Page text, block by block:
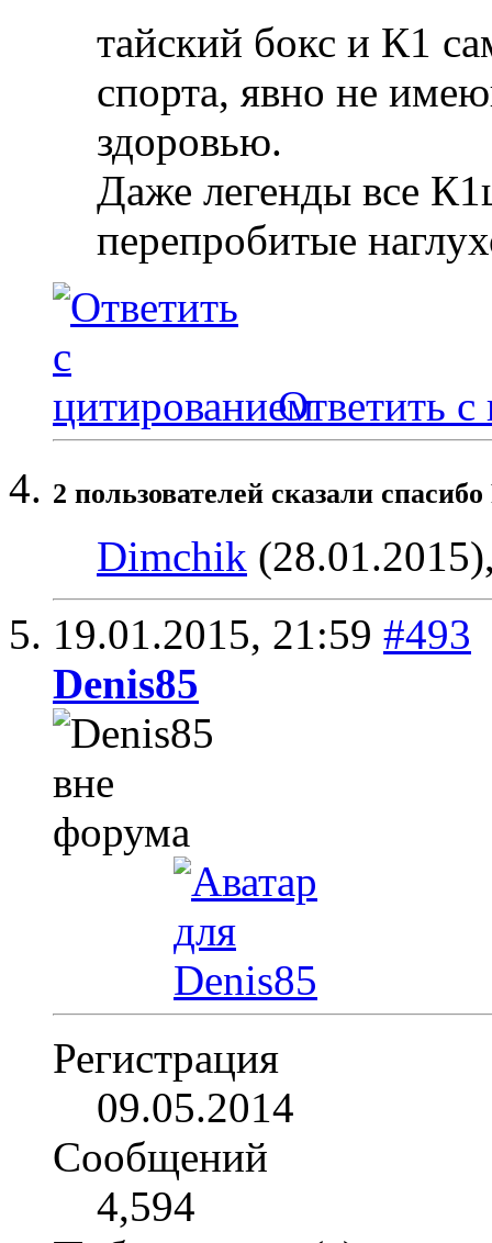
тайский бокс и К1
спорта, явно не
здоровью.
Даже легенды все
перепробитые
Ответить с
2 пользователей сказали
Dimchik
19.01.2015, 21:59 #493
Denis85
Регистрация
09.05.2014
Сообщений
4,594